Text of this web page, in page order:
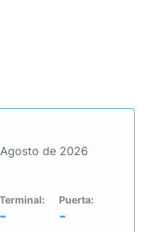
de 2026
Terminal:
-
Puerta:
-